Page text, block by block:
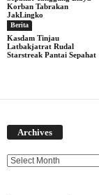
Korban Tabrakan
JakLingko
Berita
Kasdam Tinjau
Latbakjatrat Rudal
Starstreak Pantai Sepahat
Archives